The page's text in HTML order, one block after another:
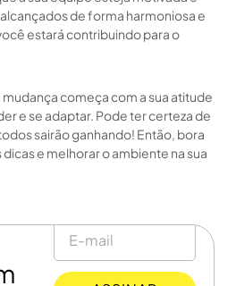
de forma harmoniosa e
estará contribuindo para o
mudança começa com a sua atitude
e se adaptar. Pode ter certeza de
sairão ganhando! Então, bora
e melhorar o ambiente na sua